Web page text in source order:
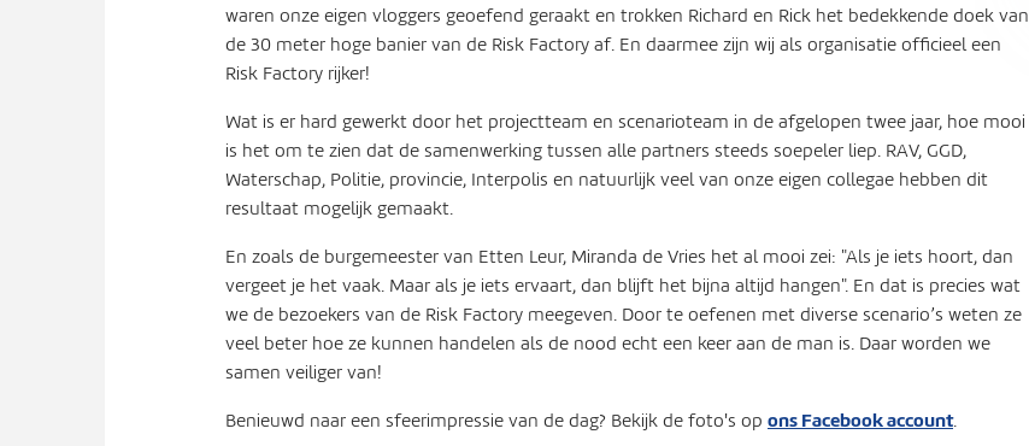
waren onze eigen vloggers geoefend geraakt en trokken Richard en Rick het bedekkende doek van
de 30 meter hoge banier van de Risk Factory af. En daarmee zijn wij als organisatie officieel een
Risk Factory rijker!
Wat is er hard gewerkt door het projectteam en scenarioteam in de afgelopen twee jaar, hoe mooi
is het om te zien dat de samenwerking tussen alle partners steeds soepeler liep. RAV, GGD,
Waterschap, Politie, provincie, Interpolis en natuurlijk veel van onze eigen collegae hebben dit
resultaat mogelijk gemaakt.
En zoals de burgemeester van Etten Leur, Miranda de Vries het al mooi zei: "Als je iets hoort, dan
vergeet je het vaak. Maar als je iets ervaart, dan blijft het bijna altijd hangen". En dat is precies wat
we de bezoekers van de Risk Factory meegeven. Door te oefenen met diverse scenario’s weten ze
veel beter hoe ze kunnen handelen als de nood echt een keer aan de man is. Daar worden we
samen veiliger van!
Benieuwd naar een sfeerimpressie van de dag? Bekijk de foto's op ons Facebook account.